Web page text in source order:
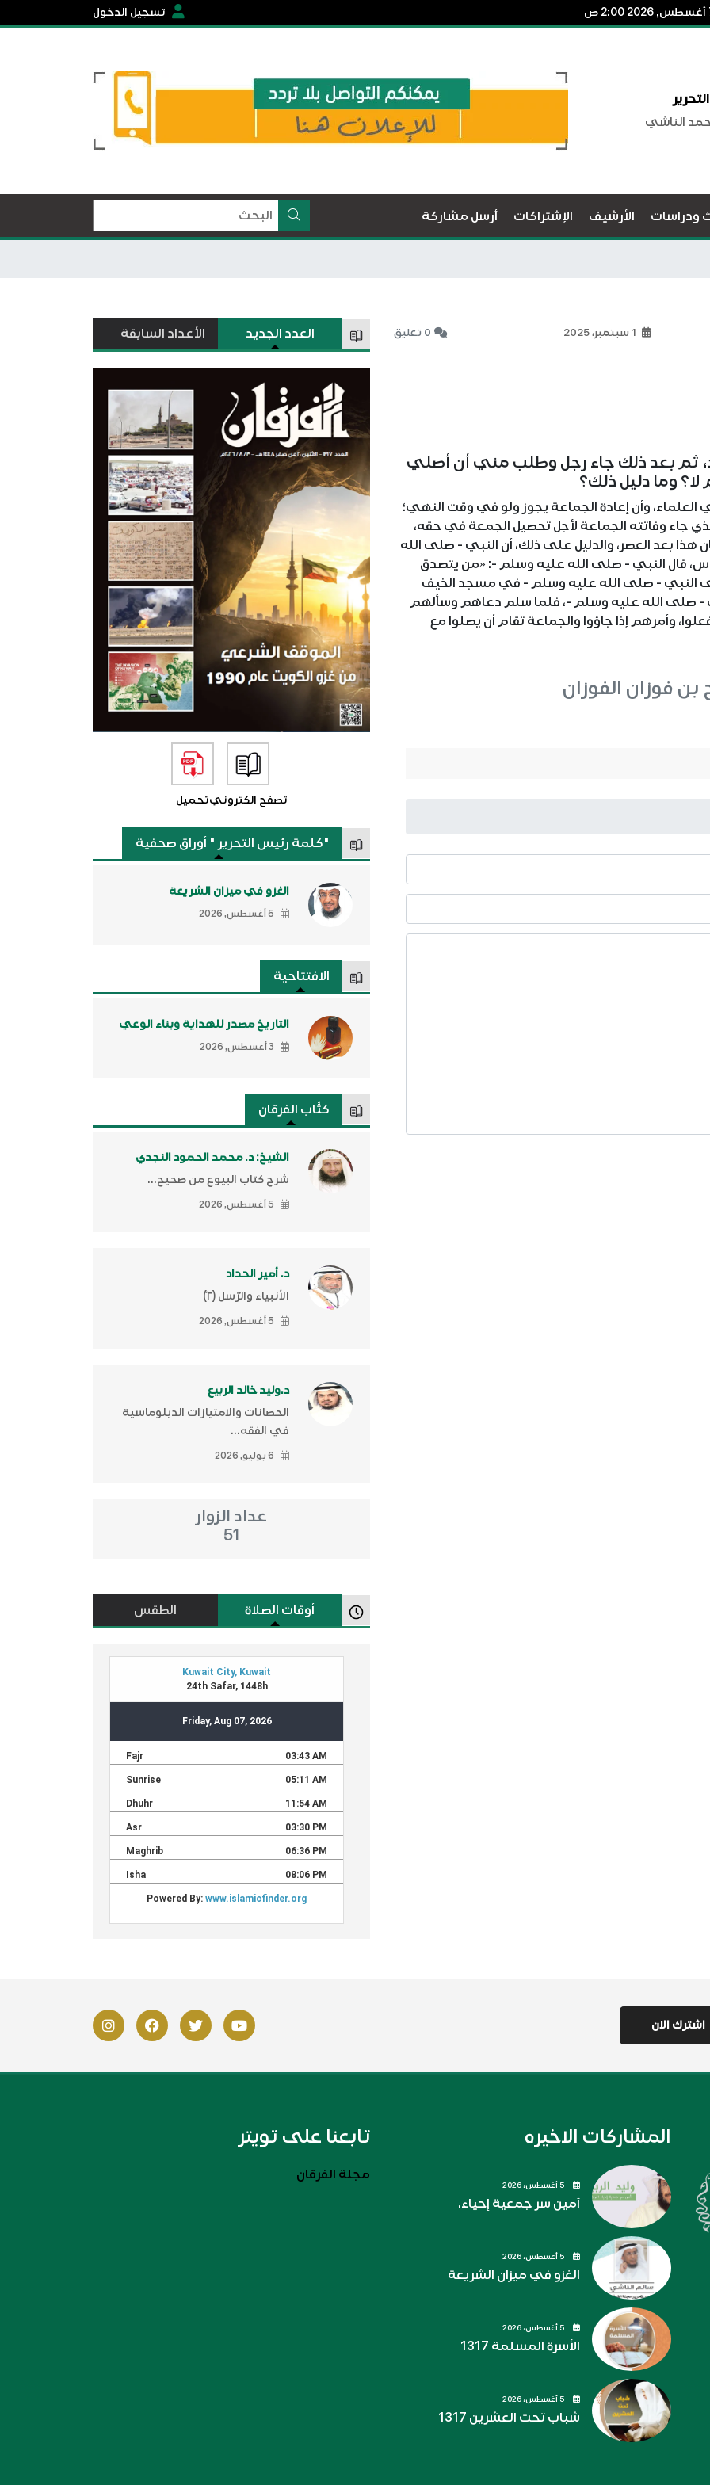
تسجيل الدخول
الناشي
ودراسات الأرشيف الإشتراكات أرسل مشاركة
0 تعليق
بعد ذلك جاء رجل وطلب مني أن أصلي
وما دليل ذلك؟
وأن إعادة الجماعة يجوز ولو في وقت النهي؛
جاء وفاتته الجماعة لأجل تحصيل الجمعة في حقه،
هذا بعد العصر، والدليل على ذلك، أن النبي - صلى الله
قال النبي - صلى الله عليه وسلم -: «من يتصدق
النبي - صلى الله عليه وسلم - في مسجد الخيف
- صلى الله عليه وسلم -، فلما سلم دعاهم وسألهم
وأمرهم إذا جاؤوا والجماعة تقام أن يصلوا مع
بن فوزان الفوزان
العدد الجديد الأعداد السابقة
تصفح الكترونيتحميل
"كلمة رئيس التحرير " أوراق صحفية
الغزو في ميزان الشريعة
5 أغسطس, 2026
الافتتاحية
التاريخ مصدر للهداية وبناء الوعي
3 أغسطس, 2026
كتَّاب الفرقان
الشيخ: د. محمد الحمود النجدي
شرح كتاب البيوع من صحيح...
5 أغسطس, 2026
د. أمير الحداد
الأنبياء والرّسل (٢)ّ
5 أغسطس, 2026
د.وليد خالد الربيع
الحصانات والامتيازات الدبلوماسية
في الفقه...
6 يوليو, 2026
عداد الزوار
51
أوقات الصلاة الطقس
المشاركات الاخيره
أمين سر جمعية إحياء.
الغزو في ميزان الشريعة
الأسرة المسلمة 1317
شباب تحت العشرين 1317
تابعنا على تويتر
مجلة الفرقان